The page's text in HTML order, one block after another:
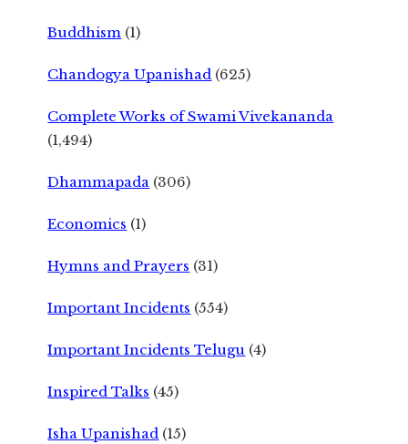
Buddhism (1)
Chandogya Upanishad (625)
Complete Works of Swami Vivekananda
(1,494)
Dhammapada (306)
Economics (1)
Hymns and Prayers (31)
Important Incidents (554)
Important Incidents Telugu (4)
Inspired Talks (45)
Isha Upanishad (15)